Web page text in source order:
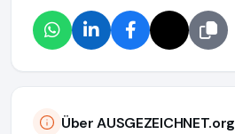
Über AUSGEZEICHNET.org